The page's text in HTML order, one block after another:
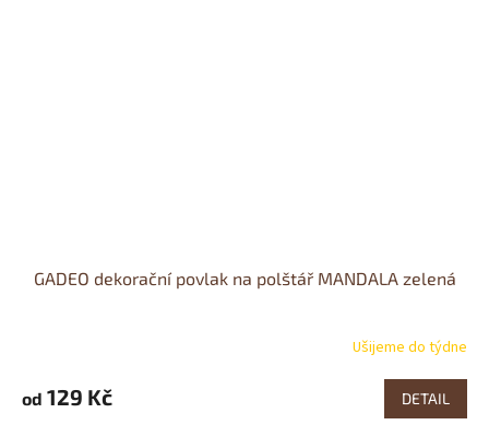
GADEO dekorační povlak na polštář MANDALA zelená
produktu
je
Ušijeme do týdne
od 129 Kč DETAIL